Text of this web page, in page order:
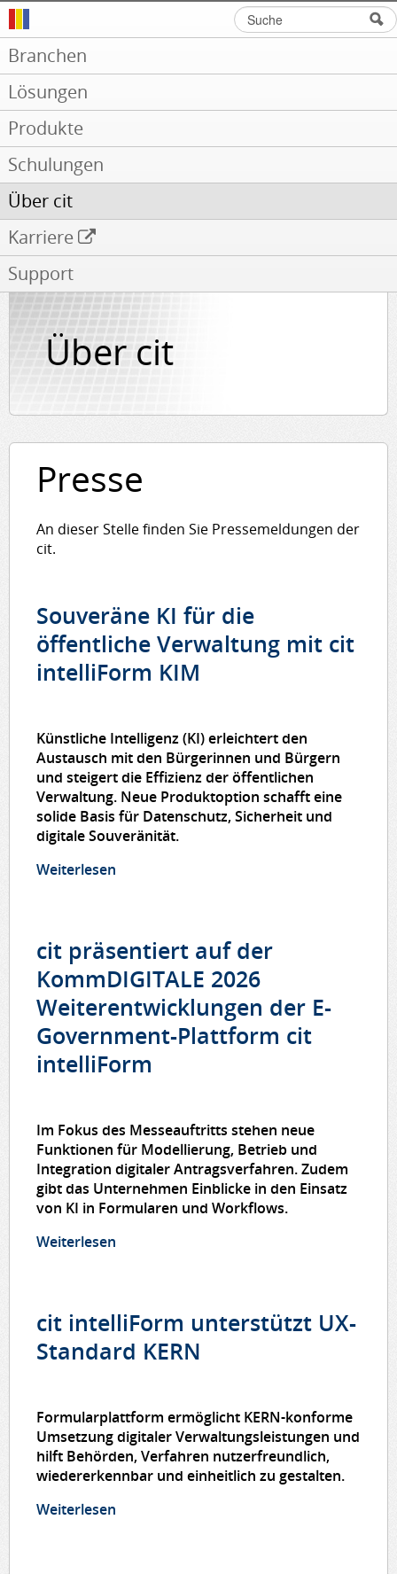
Branchen
Lösungen
Produkte
Schulungen
Über cit
Karriere
Support
Suchformular
Suche
Über cit
Presse
An dieser Stelle finden Sie Pressemeldungen der
cit.
Souveräne KI für die
öffentliche Verwaltung mit cit
intelliForm KIM
Künstliche Intelligenz (KI) erleichtert den
Austausch mit den Bürgerinnen und Bürgern
und steigert die Effizienz der öffentlichen
Verwaltung. Neue Produktoption schafft eine
solide Basis für Datenschutz, Sicherheit und
digitale Souveränität.
Weiterlesen
cit präsentiert auf der
KommDIGITALE 2026
Weiterentwicklungen der E-
Government-Plattform cit
intelliForm
Im Fokus des Messeauftritts stehen neue
Funktionen für Modellierung, Betrieb und
Integration digitaler Antragsverfahren. Zudem
gibt das Unternehmen Einblicke in den Einsatz
von KI in Formularen und Workflows.
Weiterlesen
cit intelliForm unterstützt UX-
Standard KERN
Formularplattform ermöglicht KERN-konforme
Umsetzung digitaler Verwaltungsleistungen und
hilft Behörden, Verfahren nutzerfreundlich,
wiedererkennbar und einheitlich zu gestalten.
Weiterlesen